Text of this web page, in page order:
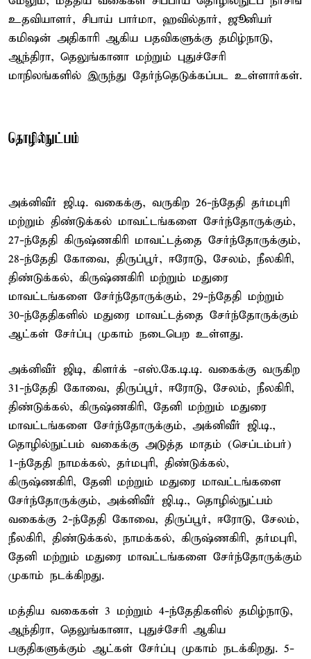
உதவியாளர், சிபாய் பார்மா, ஹவில்தார், ஜூனியர்
கமிஷன் அதிகாரி ஆகிய பதவிகளுக்கு தமிழ்நாடு,
ஆந்திரா, தெலுங்கானா மற்றும் புதுச்சேரி
மாநிலங்களில் இருந்து தேர்ந்தெடுக்கப்பட உள்ளார்கள்.
தொழில்நுட்பம்
அக்னிவீர் ஜி.டி. வகைக்கு, வருகிற 26-ந்தேதி தர்மபுரி
மற்றும் திண்டுக்கல் மாவட்டங்களை சேர்ந்தோருக்கும்,
27-ந்தேதி கிருஷ்ணகிரி மாவட்டத்தை சேர்ந்தோருக்கும்,
28-ந்தேதி கோவை, திருப்பூர், ஈரோடு, சேலம், நீலகிரி,
திண்டுக்கல், கிருஷ்ணகிரி மற்றும் மதுரை
மாவட்டங்களை சேர்ந்தோருக்கும், 29-ந்தேதி மற்றும்
30-ந்தேதிகளில் மதுரை மாவட்டத்தை சேர்ந்தோருக்கும்
ஆட்கள் சேர்ப்பு முகாம் நடைபெற உள்ளது.
அக்னிவீர் ஜிடி, கிளர்க் -எஸ்.கே.டி.டி. வகைக்கு வருகிற
31-ந்தேதி கோவை, திருப்பூர், ஈரோடு, சேலம், நீலகிரி,
திண்டுக்கல், கிருஷ்ணகிரி, தேனி மற்றும் மதுரை
மாவட்டங்களை சேர்ந்தோருக்கும், அக்னிவீர் ஜி.டி.,
தொழில்நுட்பம் வகைக்கு அடுத்த மாதம் (செப்டம்பர்)
1-ந்தேதி நாமக்கல், தர்மபுரி, திண்டுக்கல்,
கிருஷ்ணகிரி, தேனி மற்றும் மதுரை மாவட்டங்களை
சேர்ந்தோருக்கும், அக்னிவீர் ஜி.டி., தொழில்நுட்பம்
வகைக்கு 2-ந்தேதி கோவை, திருப்பூர், ஈரோடு, சேலம்,
நீலகிரி, திண்டுக்கல், நாமக்கல், கிருஷ்ணகிரி, தர்மபுரி,
தேனி மற்றும் மதுரை மாவட்டங்களை சேர்ந்தோருக்கும்
முகாம் நடக்கிறது.
மத்திய வகைகள் 3 மற்றும் 4-ந்தேதிகளில் தமிழ்நாடு,
ஆந்திரா, தெலுங்கானா, புதுச்சேரி ஆகிய
பகுதிகளுக்கும் ஆட்கள் சேர்ப்பு முகாம் நடக்கிறது. 5-